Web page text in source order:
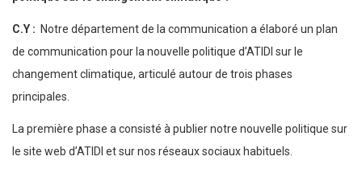
C.Y : Notre département de la communication a élaboré un plan
de communication pour la nouvelle politique d’ATIDI sur le
changement climatique, articulé autour de trois phases
principales.
La première phase a consisté à publier notre nouvelle politique sur
le site web d’ATIDI et sur nos réseaux sociaux habituels.